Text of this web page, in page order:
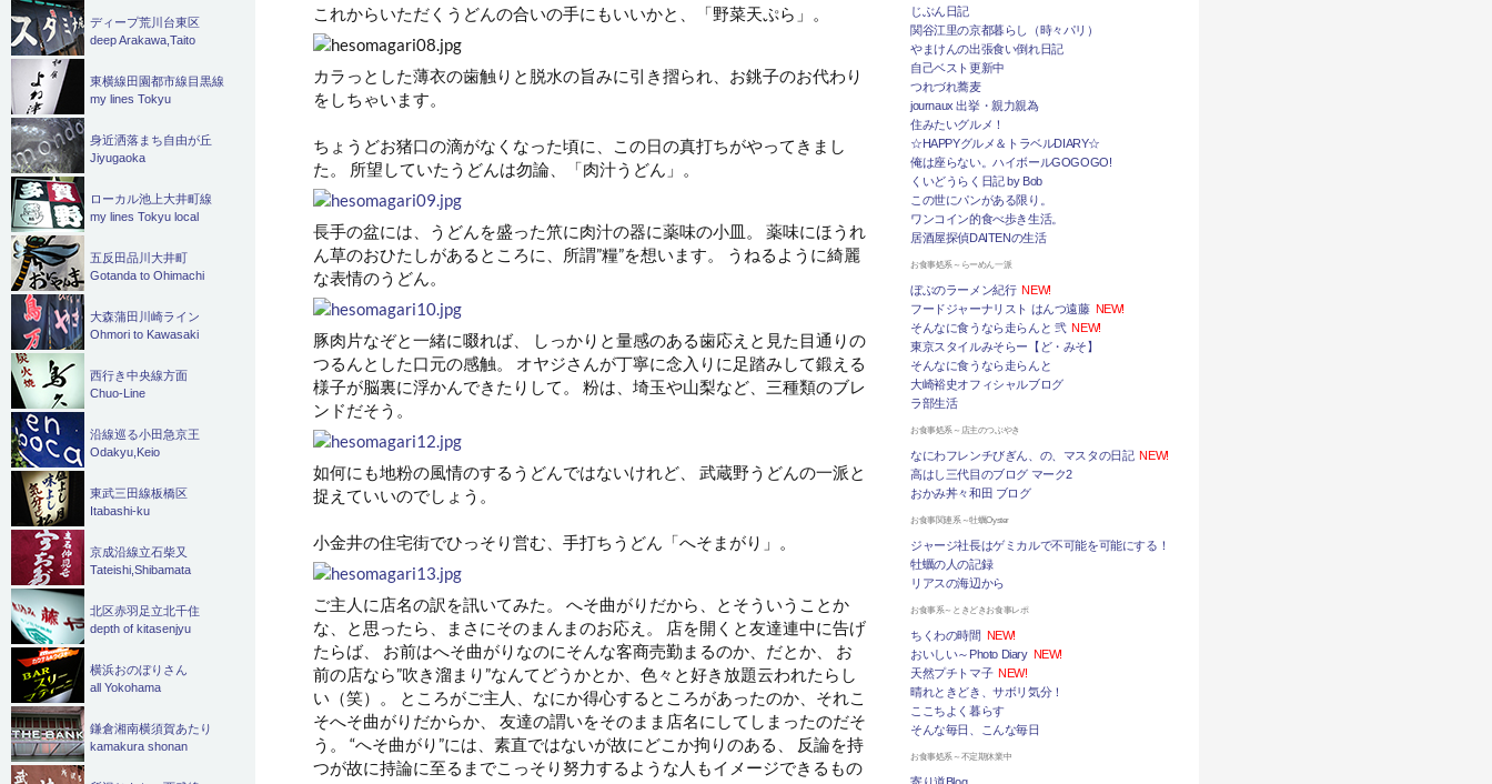
これからいただくうどんの合いの手にもいいかと、「野菜天ぷら」。
カラっとした薄衣の歯触りと脱水の旨みに引き摺られ、お銚子のお代わり
をしちゃいます。
ちょうどお猪口の滴がなくなった頃に、この日の真打ちがやってきまし
た。 所望していたうどんは勿論、「肉汁うどん」。
長手の盆には、うどんを盛った笊に肉汁の器に薬味の小皿。 薬味にほうれ
ん草のおひたしがあるところに、所謂”糧”を想います。 うねるように綺麗
な表情のうどん。
豚肉片なぞと一緒に啜れば、 しっかりと量感のある歯応えと見た目通りの
つるんとした口元の感触。 オヤジさんが丁寧に念入りに足踏みして鍛える
様子が脳裏に浮かんできたりして。 粉は、埼玉や山梨など、三種類のブレ
ンドだそう。
如何にも地粉の風情のするうどんではないけれど、 武蔵野うどんの一派と
捉えていいのでしょう。
小金井の住宅街でひっそり営む、手打ちうどん「へそまがり」。
ご主人に店名の訳を訊いてみた。 へそ曲がりだから、とそういうことか
な、と思ったら、まさにそのまんまのお応え。 店を開くと友達連中に告げ
たらば、 お前はへそ曲がりなのにそんな客商売勤まるのか、だとか、 お
前の店なら”吹き溜まり”なんてどうかとか、色々と好き放題云われたらし
い（笑）。 ところがご主人、なにか得心するところがあったのか、それこ
そへそ曲がりだからか、 友達の謂いをそのまま店名にしてしまったのだそ
う。 “へそ曲がり”には、素直ではないが故にどこか拘りのある、 反論を持
つが故に持論に至るまでこっそり努力するような人もイメージできるもの
じぶん日記
関谷江里の京都暮らし（時々パリ）
やまけんの出張食い倒れ日記
自己ベスト更新中
つれづれ蕎麦
journaux 出挙・親力親為
住みたいグルメ！
☆HAPPYグルメ＆トラベルDIARY☆
俺は座らない。ハイボールGOGOGO!
くいどうらく日記 by Bob
この世にパンがある限り。
ワンコイン的食べ歩き生活。
居酒屋探偵DAITENの生活
お食事処系～らーめん一派
ぼぶのラーメン紀行 NEW!
フードジャーナリスト はんつ遠藤 NEW!
そんなに食うなら走らんと 弐 NEW!
東京スタイルみそらー【ど・みそ】
そんなに食うなら走らんと
大崎裕史オフィシャルブログ
ラ部生活
お食事処系～店主のつぶやき
なにわフレンチびぎん、の、マスタの日記 NEW!
高はし三代目のブログ マーク2
おかみ丼々和田 ブログ
お食事関連系～牡蠣Oyster
ジャージ社長はゲミカルで不可能を可能にする！
牡蠣の人の記録
リアスの海辺から
お食事系～ときどきお食事レポ
ちくわの時間 NEW!
おいしい～Photo Diary NEW!
天然プチトマ子 NEW!
晴れときどき、サボリ気分！
ここちよく暮らす
そんな毎日、こんな毎日
お食事処系～不定期休業中
ディープ荒川台東区
deep Arakawa,Taito
東横線田園都市線目黒線
my lines Tokyu
身近洒落まち自由が丘
Jiyugaoka
ローカル池上大井町線
my lines Tokyu local
五反田品川大井町
Gotanda to Ohimachi
大森蒲田川崎ライン
Ohmori to Kawasaki
西行き中央線方面
Chuo-Line
沿線巡る小田急京王
Odakyu,Keio
東武三田線板橋区
Itabashi-ku
京成沿線立石柴又
Tateishi,Shibamata
北区赤羽足立北千住
depth of kitasenjyu
横浜おのぼりさん
all Yokohama
鎌倉湘南横須賀あたり
kamakura shonan